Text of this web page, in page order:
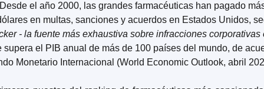
el año 2000, las grandes farmacéuticas han pagado
- la fuente más exhaustiva sobre infracciones corporativas
supera el PIB anual de más de 100 países del mundo, de
Monetario Internacional (World Economic Outlook, abril